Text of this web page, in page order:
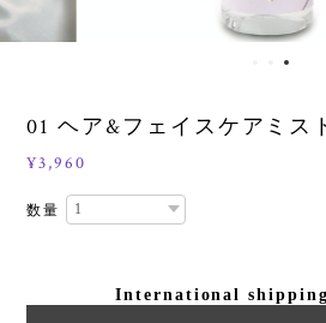
01 ヘア&フェイスケアミス
¥3,960
数量
International